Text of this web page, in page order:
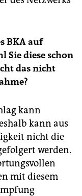
BKA auf
Sie diese schon
das nicht
kann
kann aus
nicht die
werden.
mit diesem